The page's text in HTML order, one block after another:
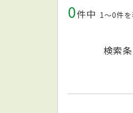
0件中 1〜0件
検索